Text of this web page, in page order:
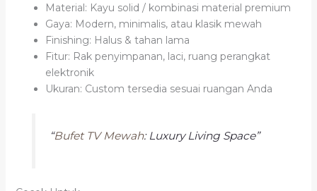
Material: Kayu solid / kombinasi material premium
Gaya: Modern, minimalis, atau klasik mewah
Finishing: Halus & tahan lama
Fitur: Rak penyimpanan, laci, ruang perangkat
elektronik
Ukuran: Custom tersedia sesuai ruangan Anda
“Bufet TV Mewah: Luxury Living Space”